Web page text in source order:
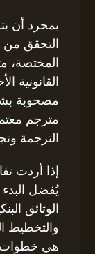
بمجرد أن
التحقق
المختصة،
القانونية
مصحوبة
مترجم
الترجمة
إذا أردت
يُفضل
الوثائق
والتخطيط
هي خطوات